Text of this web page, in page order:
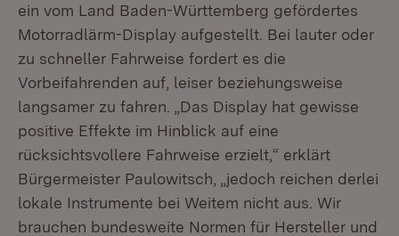
ein vom Land Baden-Württemberg gefördertes
Motorradlärm-Display aufgestellt. Bei lauter oder
zu schneller Fahrweise fordert es die
Vorbeifahrenden auf, leiser beziehungsweise
langsamer zu fahren. „Das Display hat gewisse
positive Effekte im Hinblick auf eine
rücksichtsvollere Fahrweise erzielt,“ erklärt
Bürgermeister Paulowitsch, „jedoch reichen derlei
lokale Instrumente bei Weitem nicht aus. Wir
brauchen bundesweite Normen für Hersteller und